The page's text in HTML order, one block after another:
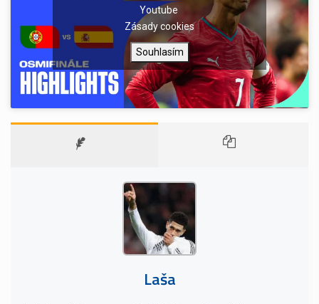
Youtube
Zásady cookies
Souhlasím
Laša